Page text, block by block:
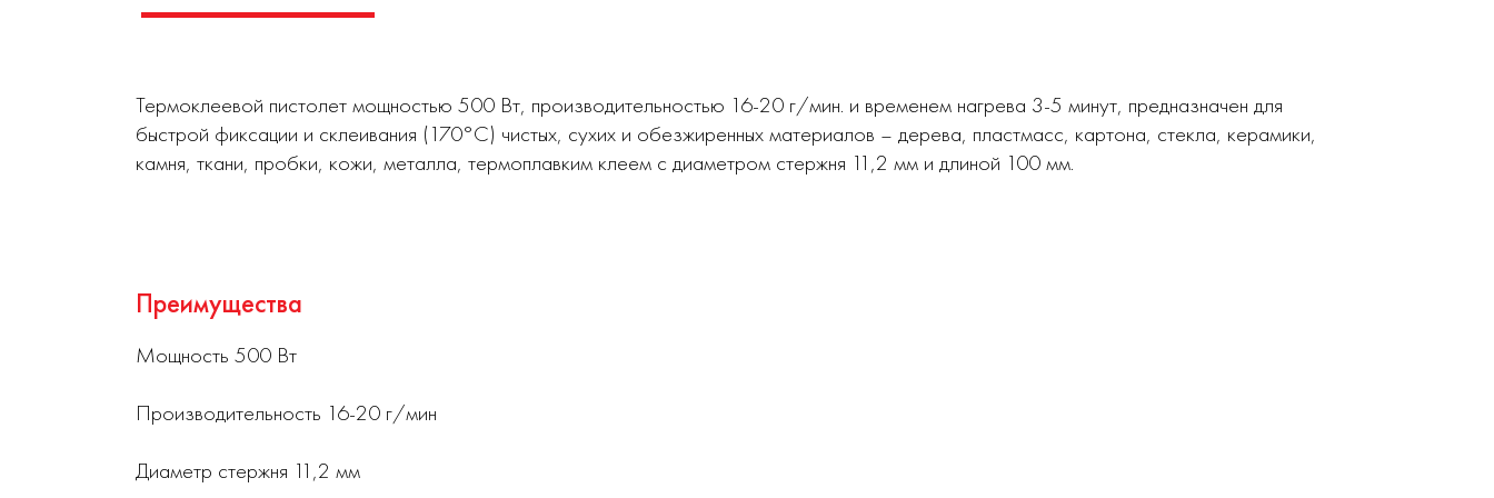
Термоклеевой пистолет мощностью 500 Вт, производительностью 16-20 г/мин. и временем нагрева 3-5 минут, предназначен для
быстрой фиксации и склеивания (170°С) чистых, сухих и обезжиренных материалов – дерева, пластмасс, картона, стекла, керамики,
камня, ткани, пробки, кожи, металла, термоплавким клеем с диаметром стержня 11,2 мм и длиной 100 мм.
Преимущества
Мощность 500 Вт
Производительность 16-20 г/мин
Диаметр стержня 11,2 мм